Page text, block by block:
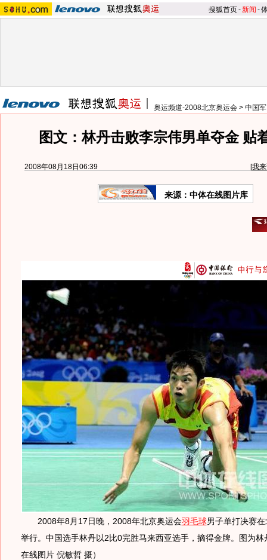
搜狐首页-新闻 -
奥运频道-2008北京奥运会 > 中国
图文：林丹击败李宗伟男单夺金 贴
2008年08月18日06:39 [我
来源：中体在线图片库
2008年8月17日晚，2008年北京奥运会羽毛球男子单打决赛
举行。中国选手林丹以2比0完胜马来西亚选手，摘得金牌。图为
在线图片 倪敏哲 摄）